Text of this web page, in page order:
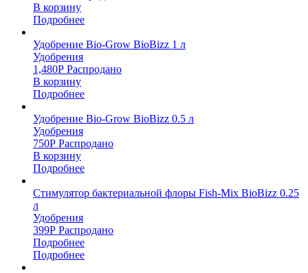
В корзину
Подробнее
Удобрение Bio-Grow BioBizz 1 л
Удобрения
1,480Р Распродано
В корзину
Подробнее
Удобрение Bio-Grow BioBizz 0.5 л
Удобрения
750Р Распродано
В корзину
Подробнее
Стимулятор бактериальной флоры Fish-Mix BioBizz 0.25
л
Удобрения
399Р Распродано
Подробнее
Подробнее